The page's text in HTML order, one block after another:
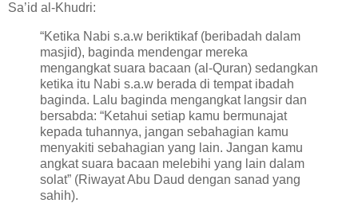
Sa’id al-Khudri:
“Ketika Nabi s.a.w beriktikaf (beribadah dalam
masjid), baginda mendengar mereka
mengangkat suara bacaan (al-Quran) sedangkan
ketika itu Nabi s.a.w berada di tempat ibadah
baginda. Lalu baginda mengangkat langsir dan
bersabda: “Ketahui setiap kamu bermunajat
kepada tuhannya, jangan sebahagian kamu
menyakiti sebahagian yang lain. Jangan kamu
angkat suara bacaan melebihi yang lain dalam
solat” (Riwayat Abu Daud dengan sanad yang
sahih).